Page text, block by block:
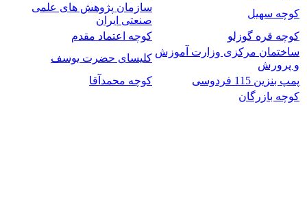
کوچه سهیل
سازمان پژوهش های علمی
صنعتی ایران
کوچه قره گوزلو
کوچه اعتماد مقدم
ساختمان مرکزی وزارت آموزش
و پرورش
کلیسای حضرت یوسف
پمپ بنزین 115 فردوسی
کوچه محمدآقا
کوچه بازرگان